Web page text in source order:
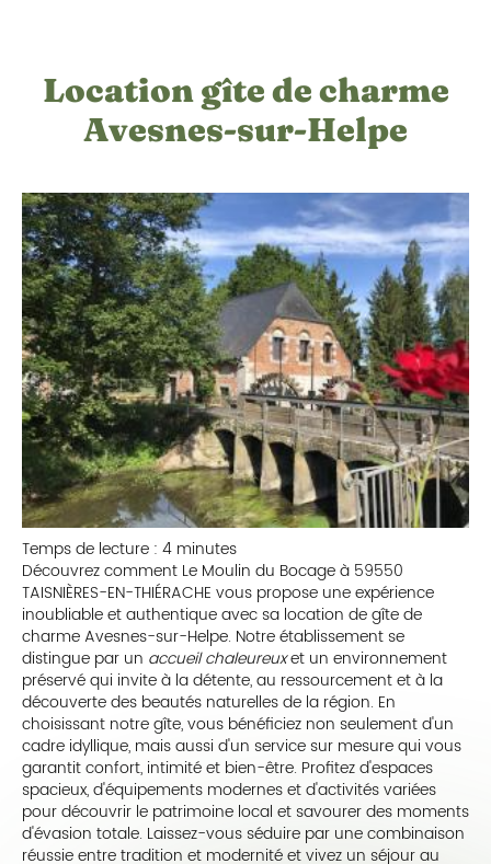
Location gîte de charme
Avesnes-sur-Helpe
Temps de lecture : 4 minutes
Découvrez comment Le Moulin du Bocage à 59550
TAISNIÈRES-EN-THIÉRACHE vous propose une expérience
inoubliable et authentique avec sa location de gîte de
charme Avesnes-sur-Helpe. Notre établissement se
distingue par un accueil chaleureuxet un environnement
préservé qui invite à la détente, au ressourcement et à la
découverte des beautés naturelles de la région. En
choisissant notre gîte, vous bénéficiez non seulement d'un
cadre idyllique, mais aussi d'un service sur mesure qui vous
garantit confort, intimité et bien-être. Profitez d'espaces
spacieux, d'équipements modernes et d'activités variées
pour découvrir le patrimoine local et savourer des moments
d'évasion totale. Laissez-vous séduire par une combinaison
réussie entre tradition et modernité et vivez un séjour au